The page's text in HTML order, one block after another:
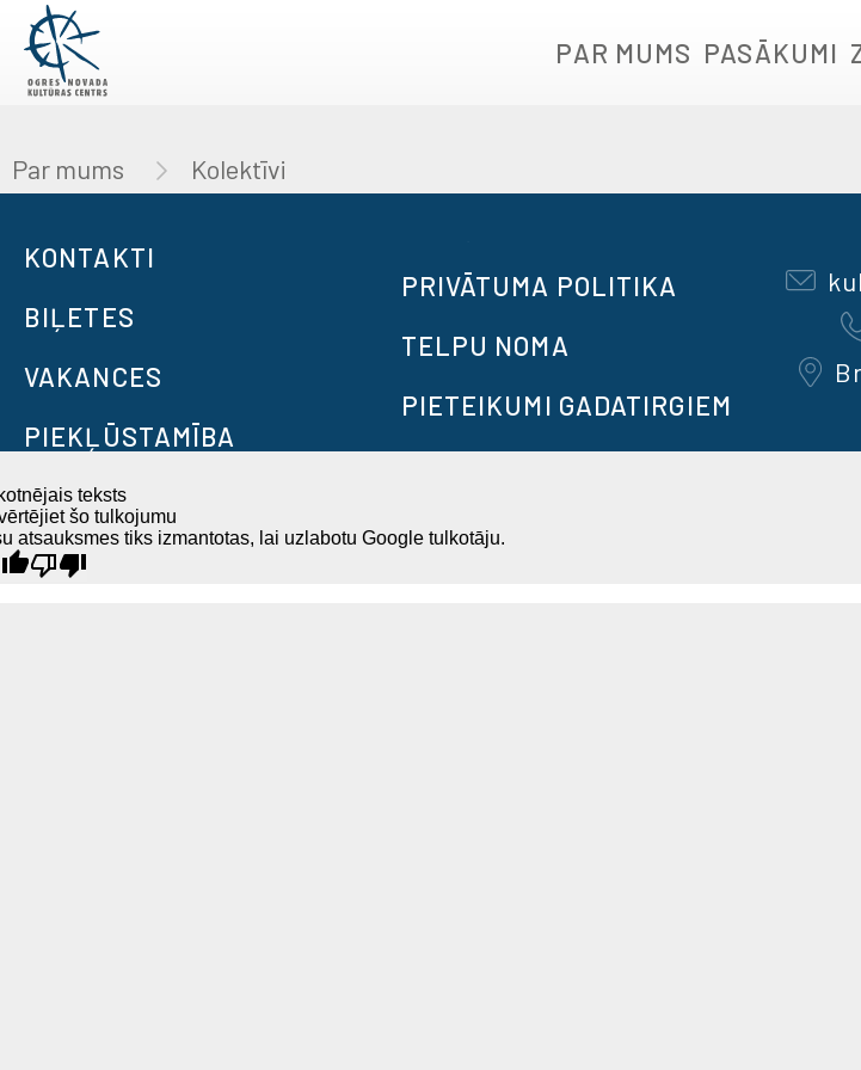
PAR MUMS PASĀKUMI
Par mums Kolektīvi
KONTAKTI
BIĻETES
VAKANCES
PIEKĻŪSTAMĪBA
PRIVĀTUMA POLITIKA
TELPU NOMA
PIETEIKUMI GADATIRGIEM
teksts
šo tulkojumu
atsauksmes tiks izmantotas, lai uzlabotu Google tulkotāju.